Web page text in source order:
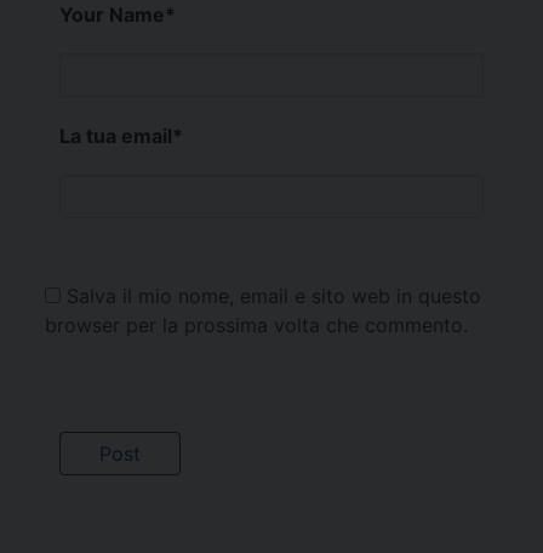
Your Name*
La tua email*
Salva il mio nome, email e sito web in questo
browser per la prossima volta che commento.